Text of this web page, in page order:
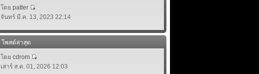
โดย patter
จันทร์ มี.ค. 13, 2023 22:14
โพสต์ล่าสุด
โดย cdrom
เสาร์ ส.ค. 01, 2026 12:03